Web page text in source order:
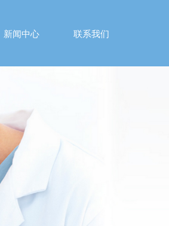
新闻中心 联系我们